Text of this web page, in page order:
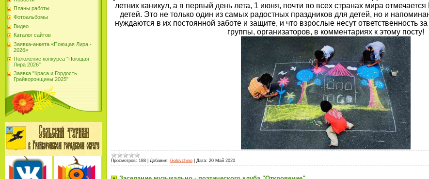
Планы работы
Фотоальбомы
Видео
Каталог сайтов
Заявка-анкета «Поющая Лира -
2026»
Положение конкурса "Поющая
Лира 2026"
Заявка "Краса и Гордость
Грайворонщины 2025"
летних каникул, а в первый день лета, 1 июня, почти во всех странах мира
детей. Это не только один из самых радостных праздников для детей, но и
нуждаются в их постоянной заботе и защите, и что взрослые несут ответственность
группы, организаторов, в комментариях к этому посту!
Просмотров: 188 Добавил: Golovchino Дата: 20 Май 2020